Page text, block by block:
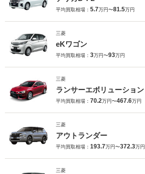
平均買取相場： 5.7万円〜81.5万円
三菱
eKワゴン
平均買取相場： 3万円〜93万円
三菱
ランサーエボリューション
平均買取相場： 70.2万円〜467.6万円
三菱
アウトランダー
平均買取相場： 193.7万円〜372.3万円
三菱